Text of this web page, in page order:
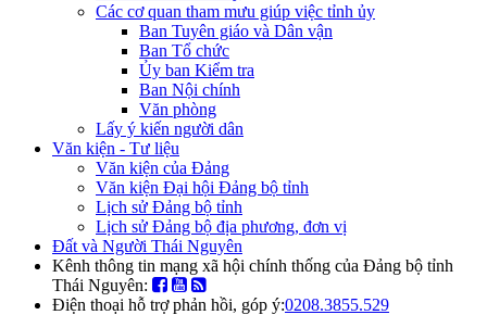
Các cơ quan tham mưu giúp việc tỉnh ủy
Ban Tuyên giáo và Dân vận
Ban Tổ chức
Ủy ban Kiểm tra
Ban Nội chính
Văn phòng
Lấy ý kiến người dân
Văn kiện - Tư liệu
Văn kiện của Đảng
Văn kiện Đại hội Đảng bộ tỉnh
Lịch sử Đảng bộ tỉnh
Lịch sử Đảng bộ địa phương, đơn vị
Đất và Người Thái Nguyên
Kênh thông tin mạng xã hội chính thống của Đảng bộ tỉnh
Thái Nguyên:
Điện thoại hỗ trợ phản hồi, góp ý:0208.3855.529